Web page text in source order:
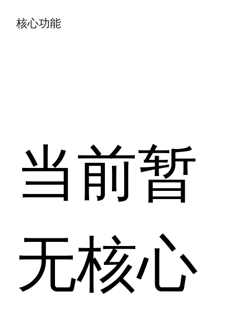
核心功能
当前暂
无核心